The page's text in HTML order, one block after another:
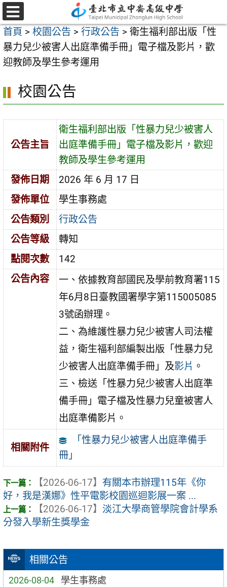
跳
至
主
要
內
區
選
單
首頁 > 校園公告 > 行政公告 > 衛生福利部出版「性
暴力兒少被害人出庭準備手冊」電子檔及影片，歡
迎教師及學生參考運用
相關公告
2026-08-04 學生事務處
校園公告
公告主旨
衛生福利部出版「性暴力兒少被害人
出庭準備手冊」電子檔及影片，歡迎
教師及學生參考運用
發佈日期
2026 年 6 月 17 日
發佈單位
學生事務處
公告類別
行政公告
公告等級
轉知
點閱次數
142
公告內容
一、依據教育部國民及學前教育署115
年6月8日臺教國署學字第115005085
3號函辦理。
二、為維護性暴力兒少被害人司法權
益，衛生福利部編製出版「性暴力兒
少被害人出庭準備手冊」及影片 。
三、檢送「性暴力兒少被害人出庭準
備手冊」電子檔及性暴力兒童被害人
出庭準備影片。
相關附件
「性暴力兒少被害人出庭準備手
冊」
【2026-06-17】 有關本市辦理115年《你
好，我是漢娜》性平電影校園巡迴影展一案 ...
【2026-06-17】 淡江大學商管學院會計學系
分發入學新生獎學金